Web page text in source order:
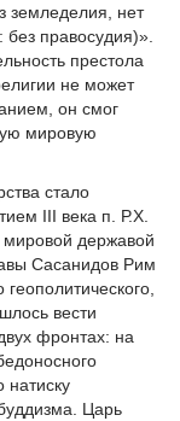
земледелия, нет
правосудия)».
престола
не может
он смог
мировую
стало
III века п. Р.Х.
державой
Сасанидов Рим
вести
фронтах: на
натиску
Царь